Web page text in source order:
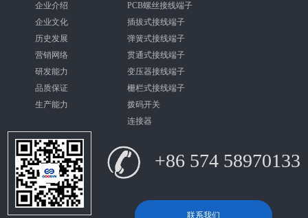
企业介绍
企业文化
历史发展
营销网络
研发能力
品质保证
生产能力
PCB螺丝接线端子
插拔式接线端子
弹簧式接线端子
贯通式接线端子
变压器接线端子
栅栏式接线端子
拨码开关
连接器
+86 574 58970133
联系我们